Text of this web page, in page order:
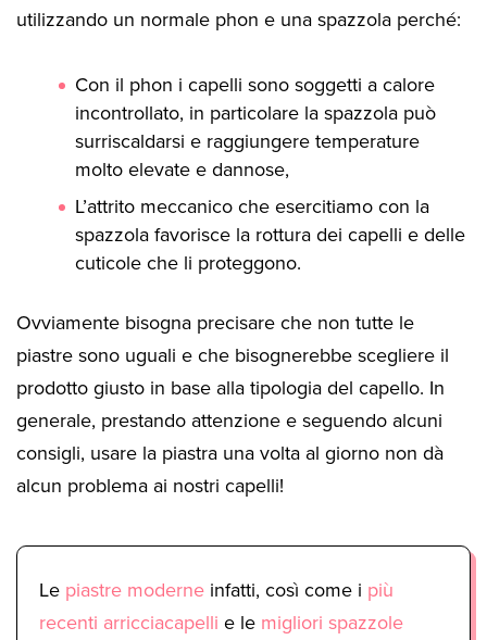
utilizzando un normale phon e una spazzola perché:
Con il phon i capelli sono soggetti a calore
incontrollato, in particolare la spazzola può
surriscaldarsi e raggiungere temperature
molto elevate e dannose,
L’attrito meccanico che esercitiamo con la
spazzola favorisce la rottura dei capelli e delle
cuticole che li proteggono.
Ovviamente bisogna precisare che non tutte le
piastre sono uguali e che bisognerebbe scegliere il
prodotto giusto in base alla tipologia del capello. In
generale, prestando attenzione e seguendo alcuni
consigli, usare la piastra una volta al giorno non dà
alcun problema ai nostri capelli!
Le piastre moderne infatti, così come i più
recenti arricciacapelli e le migliori spazzole